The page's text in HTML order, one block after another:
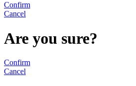
Confirm
Cancel
Are you sure?
Confirm
Cancel